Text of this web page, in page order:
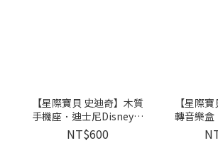
【星際寶貝 史迪奇】木質
手機座．迪士尼Disney｜
1284032 Wooderful life
NT$600
【星際
轉音樂盒
｜